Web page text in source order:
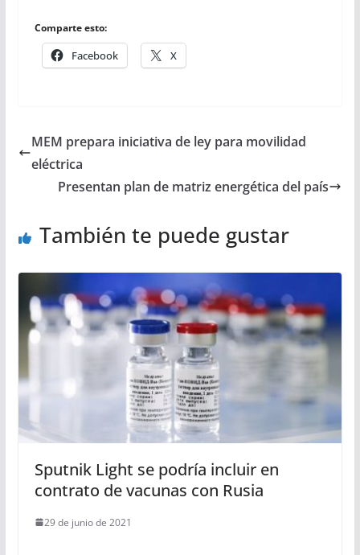
Comparte esto:
Facebook X
MEM prepara iniciativa de ley para movilidad
eléctrica
Presentan plan de matriz energética del país
También te puede gustar
Sputnik Light se podría incluir en
contrato de vacunas con Rusia
29 de junio de 2021